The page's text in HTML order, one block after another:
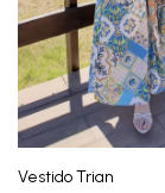
Vestido Trian